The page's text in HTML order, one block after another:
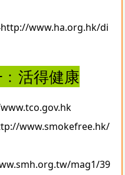
http://www.ha.org.hk/di
活得健康
www.smokefree.hk/
mag1/39